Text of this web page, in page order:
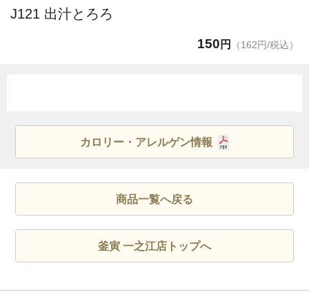
J121 出汁とろろ
150 円 （162円/税込）
カロリー・アレルゲン情報
商品一覧へ戻る
釜寅 一之江店トップへ